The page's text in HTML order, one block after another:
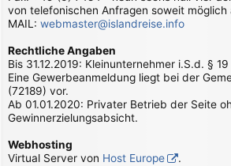
von telefonischen Anfragen soweit möglich
MAIL: webmaster@islandreise.info
Rechtliche Angaben
Bis 31.12.2019: Kleinunternehmer i.S.d. §
Eine Gewerbeanmeldung liegt bei der
(72189) vor.
Ab 01.01.2020: Privater Betrieb der Seite
Gewinnerzielungsabsicht.
Webhosting
Virtual Server von Host Europe .